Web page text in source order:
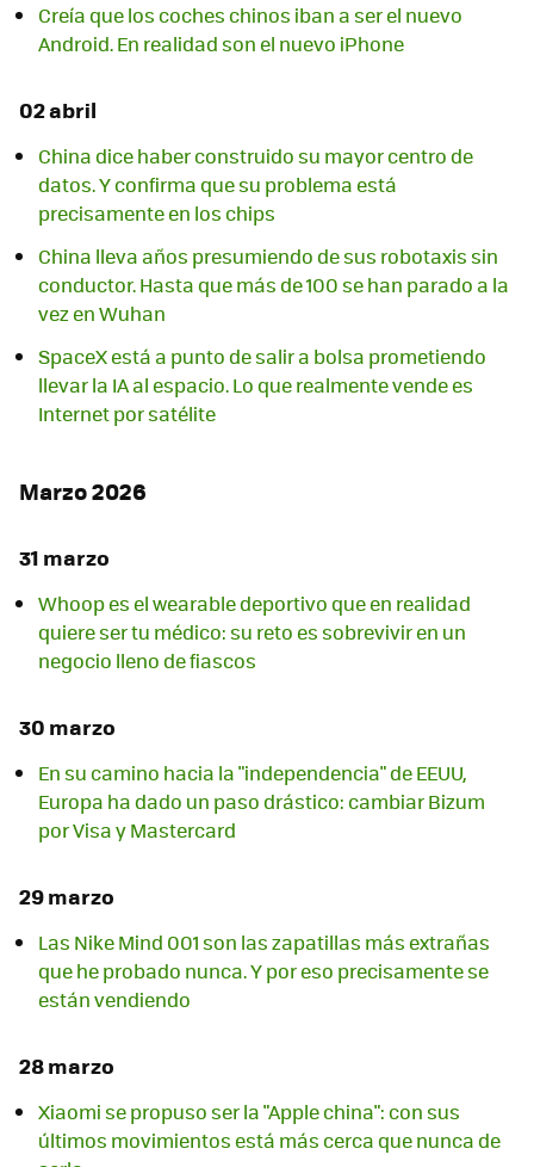
Creía que los coches chinos iban a ser el nuevo
Android. En realidad son el nuevo iPhone
02 abril
China dice haber construido su mayor centro de
datos. Y confirma que su problema está
precisamente en los chips
China lleva años presumiendo de sus robotaxis sin
conductor. Hasta que más de 100 se han parado a la
vez en Wuhan
SpaceX está a punto de salir a bolsa prometiendo
llevar la IA al espacio. Lo que realmente vende es
Internet por satélite
Marzo 2026
31 marzo
Whoop es el wearable deportivo que en realidad
quiere ser tu médico: su reto es sobrevivir en un
negocio lleno de fiascos
30 marzo
En su camino hacia la "independencia" de EEUU,
Europa ha dado un paso drástico: cambiar Bizum
por Visa y Mastercard
29 marzo
Las Nike Mind 001 son las zapatillas más extrañas
que he probado nunca. Y por eso precisamente se
están vendiendo
28 marzo
Xiaomi se propuso ser la "Apple china": con sus
últimos movimientos está más cerca que nunca de